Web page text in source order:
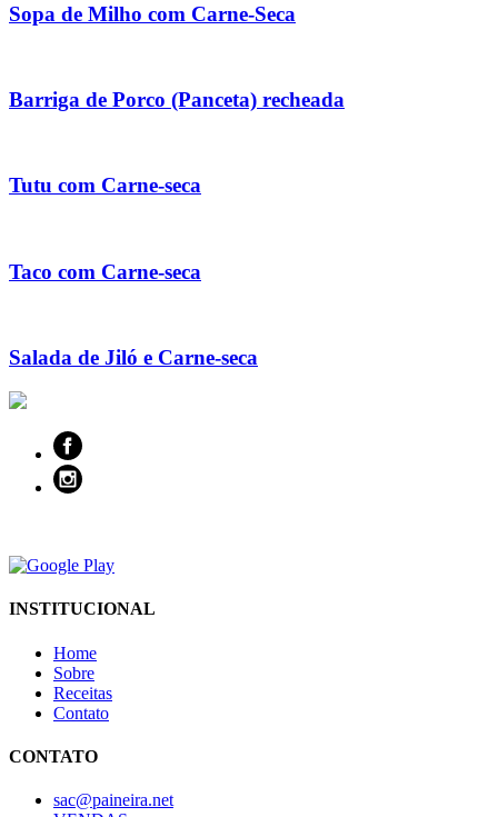
Sopa de Milho com Carne-Seca
Barriga de Porco (Panceta) recheada
Tutu com Carne-seca
Taco com Carne-seca
Salada de Jiló e Carne-seca
INSTITUCIONAL
Home
Sobre
Receitas
Contato
CONTATO
sac@paineira.net